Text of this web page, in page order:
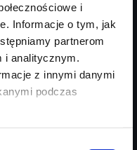
i
Informacje o tym, jak
partnerom
i analitycznym.
z innymi danymi
podczas